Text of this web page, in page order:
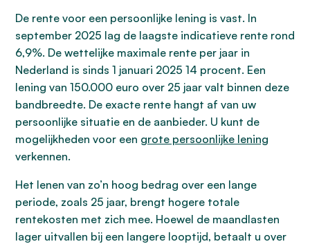
De rente voor een persoonlijke lening is vast. In
september 2025 lag de laagste indicatieve rente rond
6,9%. De wettelijke maximale rente per jaar in
Nederland is sinds 1 januari 2025 14 procent. Een
lening van 150.000 euro over 25 jaar valt binnen deze
bandbreedte. De exacte rente hangt af van uw
persoonlijke situatie en de aanbieder. U kunt de
mogelijkheden voor een grote persoonlijke lening
verkennen.
Het lenen van zo’n hoog bedrag over een lange
periode, zoals 25 jaar, brengt hogere totale
rentekosten met zich mee. Hoewel de maandlasten
lager uitvallen bij een langere looptijd, betaalt u over